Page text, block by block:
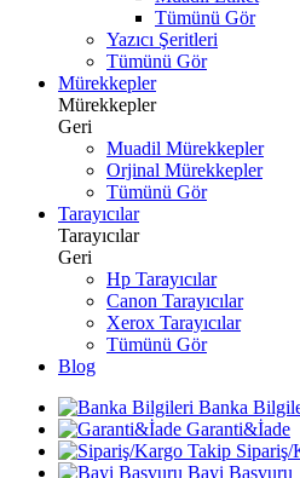
Tümünü Gör
Yazıcı Şeritleri
Tümünü Gör
Mürekkepler
Mürekkepler
Geri
Muadil Mürekkepler
Orjinal Mürekkepler
Tümünü Gör
Tarayıcılar
Tarayıcılar
Geri
Hp Tarayıcılar
Canon Tarayıcılar
Xerox Tarayıcılar
Tümünü Gör
Blog
Banka
Garanti&İade
Sipariş/
Bayi Başvuru